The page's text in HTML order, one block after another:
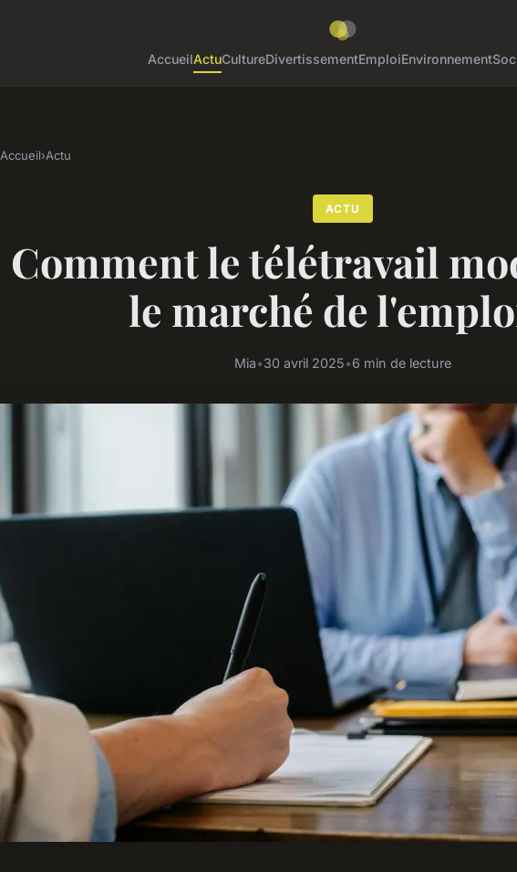
AccueilActuCultureDivertissementEmploiEnvironnement
Accueil›Actu
ACTU
Comment le télétravail
le marché de
Mia•30 avril 2025•6 min de lecture